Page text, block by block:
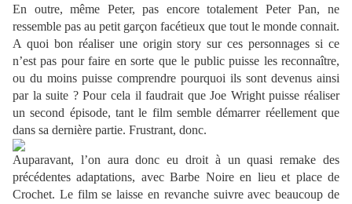
En outre, même Peter, pas encore totalement Peter Pan, ne
ressemble pas au petit garçon facétieux que tout le monde connait.
A quoi bon réaliser une origin story sur ces personnages si ce
n’est pas pour faire en sorte que le public puisse les reconnaître,
ou du moins puisse comprendre pourquoi ils sont devenus ainsi
par la suite ? Pour cela il faudrait que Joe Wright puisse réaliser
un second épisode, tant le film semble démarrer réellement que
dans sa dernière partie. Frustrant, donc.
Auparavant, l’on aura donc eu droit à un quasi remake des
précédentes adaptations, avec Barbe Noire en lieu et place de
Crochet. Le film se laisse en revanche suivre avec beaucoup de